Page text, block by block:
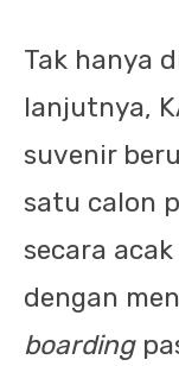
Tak hanya
lanjutnya,
suvenir
satu calon
secara
dengan
boarding